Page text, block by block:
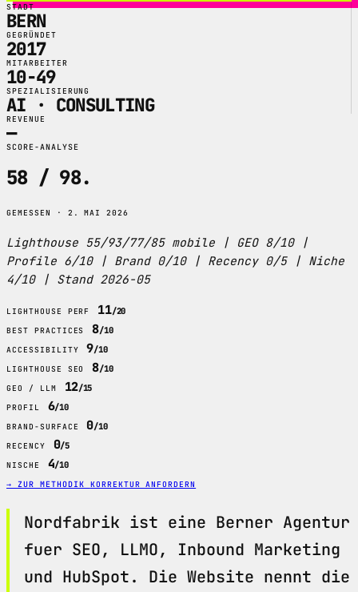
STADT
BERN
GEGRÜNDET
2017
MITARBEITER
10-49
SPEZIALISIERUNG
AI · CONSULTING
REVENUE
—
SCORE-ANALYSE
58 / 98.
GEMESSEN · 2. MAI 2026
Lighthouse 55/93/77/85 mobile | GEO 8/10 |
Profile 6/10 | Brand 0/10 | Recency 0/5 | Niche
4/10 | Stand 2026-05
LIGHTHOUSE PERF 11/20
BEST PRACTICES 8/10
ACCESSIBILITY 9/10
LIGHTHOUSE SEO 8/10
GEO / LLM 12/15
PROFIL 6/10
BRAND-SURFACE 0/10
RECENCY 0/5
NISCHE 4/10
→ ZUR METHODIK KORREKTUR ANFORDERN
Nordfabrik ist eine Berner Agentur
fuer SEO, LLMO, Inbound Marketing
und HubSpot. Die Website nennt die